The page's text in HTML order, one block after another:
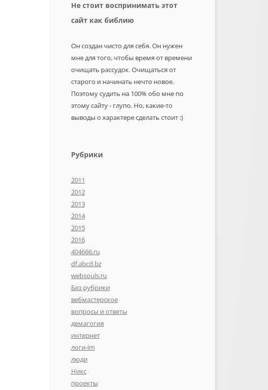
Не стоит воспринимать этот
сайт как библию
Он создан чисто для себя. Он нужен
мне для того, чтобы время от времени
очищать рассудок. Очищаться от
старого и начинать нечто новое.
Поэтому судить на 100% обо мне по
этому сайту - глупо. Но, какие-то
выводы о характере сделать стоит :)
Рубрики
2011
2012
2013
2014
2015
2016
404666.ru
df.abcd.bz
websouls.ru
Без рубрики
вебмастерское
вопросы и ответы
демагогия
интернет
логи-im
люди
Никс
проекты